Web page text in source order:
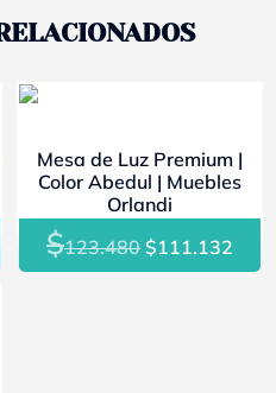
Mesa de Luz Premium |
Color Abedul | Muebles
Orlandi
$123.480 El
precio
$111.132